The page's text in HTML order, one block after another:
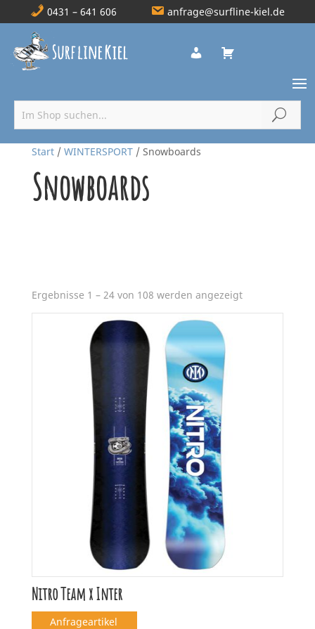
0431 – 641 606 anfrage@surfline-kiel.de
Start/ WINTERSPORT/ Snowboards
Snowboards
Ergebnisse 1 – 24 von 108 werden angezeigtNach
Aktualität
Nitro Team x Inter
Anfrageartikel